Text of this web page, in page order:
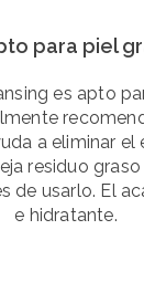
para piel
es apto
a eliminar el
residuo
de usarlo. El
e hidratante.